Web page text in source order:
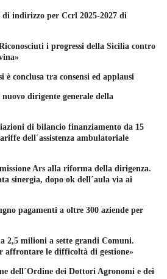
indirizzo per Ccrl 2025-2027 di
i progressi della Sicilia contro
conclusa tra consensi ed applausi
dirigente generale della
di bilancio finanziamento da 15
dell´assistenza ambulatoriale
Ars alla riforma della dirigenza.
sinergia, dopo ok dell´aula via ai
pagamenti a oltre 300 aziende per
2,5 milioni a sette grandi Comuni.
affrontare le difficoltà di gestione»
dell´Ordine dei Dottori Agronomi e dei